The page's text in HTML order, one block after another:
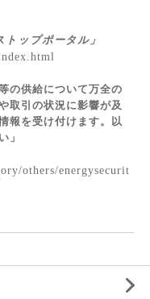
トップポータル」
の供給について万全の
取引の状況に影響が及
報を受け付けます。以
」
others/energysecurit